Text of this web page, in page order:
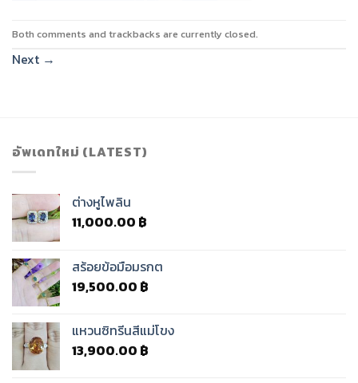
Both comments and trackbacks are currently closed.
Next →
อัพเดทใหม่ (LATEST)
ต่างหูไพลิน
11,000.00 ฿
สร้อยข้อมือมรกต
19,500.00 ฿
แหวนซิทรีนสีแม่โขง
13,900.00 ฿